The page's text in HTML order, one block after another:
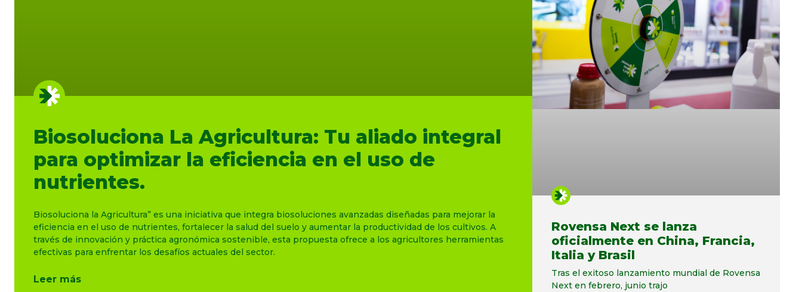
Biosoluciona La Agricultura: Tu aliado integral
para optimizar la eficiencia en el uso de
nutrientes.
Biosoluciona la Agricultura” es una iniciativa que integra biosoluciones avanzadas diseñadas para mejorar la
eficiencia en el uso de nutrientes, fortalecer la salud del suelo y aumentar la productividad de los cultivos. A
través de innovación y práctica agronómica sostenible, esta propuesta ofrece a los agricultores herramientas
efectivas para enfrentar los desafíos actuales del sector.
Leer más
Rovensa Next se lanza
oficialmente en China, Francia,
Italia y Brasil
Tras el exitoso lanzamiento mundial de Rovensa
Next en febrero, junio trajo